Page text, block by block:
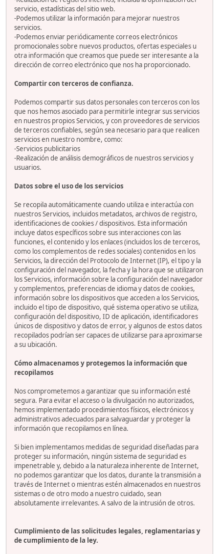
servicio, estadísticas del sitio web.
-Podemos utilizar la información para mejorar nuestros
servicios.
-Podemos enviar periódicamente correos electrónicos
promocionales sobre nuevos productos, ofertas especiales u
otra información que creamos que puede ser interesante a la
dirección de correo electrónico que nos ha proporcionado.
Compartir con terceros de confianza.
Podemos compartir sus datos personales con terceros con los
que nos hemos asociado para permitirle integrar sus servicios
en nuestros propios Servicios, y con proveedores de servicios
de terceros confiables, según sea necesario para que realicen
servicios en nuestro nombre, como:
-Servicios publicitarios
-Realización de análisis demográficos de nuestros servicios y
usuarios.
Datos sobre el uso de los servicios
Se recopila automáticamente cuando utiliza e interactúa con
nuestros Servicios, incluidos metadatos, archivos de registro,
identificaciones de cookies / dispositivos. Esta información
incluye datos específicos sobre sus interacciones con las
funciones, el contenido y los enlaces (incluidos los de terceros,
como los complementos de redes sociales) contenidos en los
Servicios, la dirección del Protocolo de Internet (IP), el tipo y la
configuración del navegador, la fecha y la hora que se utilizaron
los Servicios, información sobre la configuración del navegador
y complementos, preferencias de idioma y datos de cookies,
información sobre los dispositivos que acceden a los Servicios,
incluido el tipo de dispositivo, qué sistema operativo se utiliza,
configuración del dispositivo, ID de aplicación, identificadores
únicos de dispositivo y datos de error, y algunos de estos datos
recopilados podrían ser capaces de utilizarse para aproximarse
a su ubicación.
Cómo almacenamos y protegemos la información que
recopilamos
Nos comprometemos a garantizar que su información esté
segura. Para evitar el acceso o la divulgación no autorizados,
hemos implementado procedimientos físicos, electrónicos y
administrativos adecuados para salvaguardar y proteger la
información que recopilamos en línea.
Si bien implementamos medidas de seguridad diseñadas para
proteger su información, ningún sistema de seguridad es
impenetrable y, debido a la naturaleza inherente de Internet,
no podemos garantizar que los datos, durante la transmisión a
través de Internet o mientras estén almacenados en nuestros
sistemas o de otro modo a nuestro cuidado, sean
absolutamente irrelevantes. A salvo de la intrusión de otros.
Cumplimiento de las solicitudes legales, reglamentarias y
de cumplimiento de la ley.